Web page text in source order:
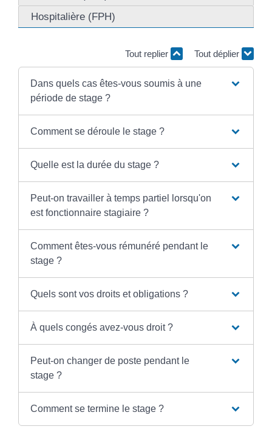
Hospitalière (FPH)
Tout replier Tout déplier
Dans quels cas êtes-vous soumis à une
période de stage ?
Comment se déroule le stage ?
Quelle est la durée du stage ?
Peut-on travailler à temps partiel lorsqu'on
est fonctionnaire stagiaire ?
Comment êtes-vous rémunéré pendant le
stage ?
Quels sont vos droits et obligations ?
À quels congés avez-vous droit ?
Peut-on changer de poste pendant le
stage ?
Comment se termine le stage ?